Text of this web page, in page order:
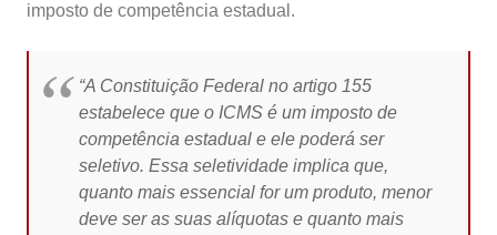
imposto de competência estadual.
“A Constituição Federal no artigo 155
estabelece que o ICMS é um imposto de
competência estadual e ele poderá ser
seletivo. Essa seletividade implica que,
quanto mais essencial for um produto, menor
deve ser as suas alíquotas e quanto mais